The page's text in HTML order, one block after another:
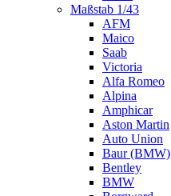
Maßstab 1/43
AFM
Maico
Saab
Victoria
Alfa Romeo
Alpina
Amphicar
Aston Martin
Auto Union
Baur (BMW)
Bentley
BMW